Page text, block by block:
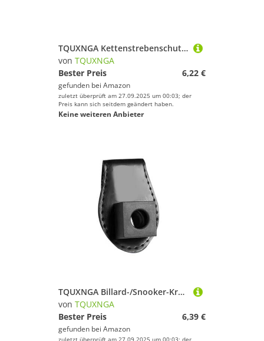
TQUXNGA Kettenstrebenschutz für Rennrad, Kettenschutz, Klebeband, Schutzfolie, Fahrrad-Kettenstreben-Rahmenschutz, Fahrrad-Zubehör, Fahrrad-Rahmenschutz, Kettenstrebenschutz
von TQUXNGA
Bester Preis
6,22 €
gefunden bei Amazon
zuletzt überprüft am 27.09.2025 um 00:03; der
Preis kann sich seitdem geändert haben.
Keine weiteren Anbieter
TQUXNGA Billard-/Snooker-Kreidehalter mit Gürtelclip, tragbar, Leder, Tasche, Billard-Kreidehalter, Pool-Queue, Kreidehalter mit Gürtelclip
von TQUXNGA
Bester Preis
6,39 €
gefunden bei Amazon
zuletzt überprüft am 27.09.2025 um 00:03; der